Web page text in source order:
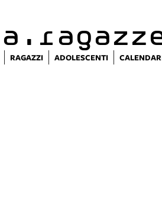
RAGAZZI ADOLESCENTI